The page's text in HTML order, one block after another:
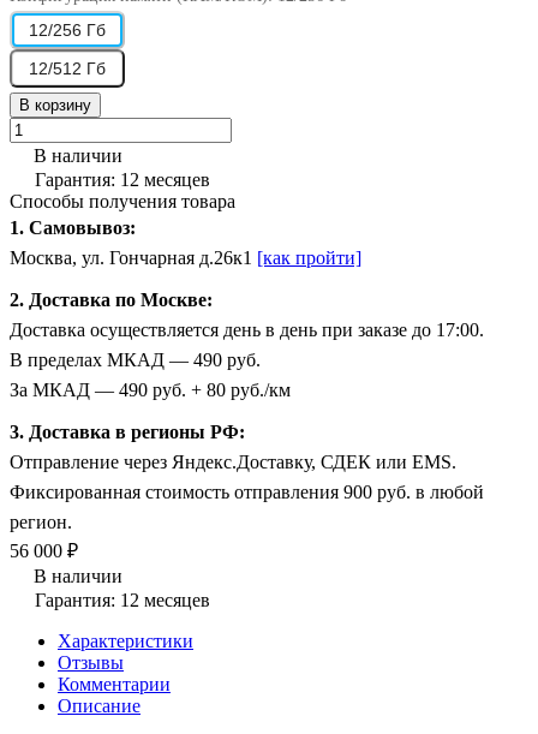
12/256 Гб
12/512 Гб
В корзину
В наличии
Гарантия: 12 месяцев
Способы получения товара
1. Самовывоз:
Москва, ул. Гончарная д.26к1 [как пройти]
2. Доставка по Москве:
Доставка осуществляется день в день при заказе до 17:00.
В пределах МКАД — 490 руб.
За МКАД — 490 руб. + 80 руб./км
3. Доставка в регионы РФ:
Отправление через Яндекс.Доставку, СДЕК или EMS.
Фиксированная стоимость отправления 900 руб. в любой
регион.
56 000 ₽
В наличии
Гарантия: 12 месяцев
Характеристики
Отзывы
Комментарии
Описание